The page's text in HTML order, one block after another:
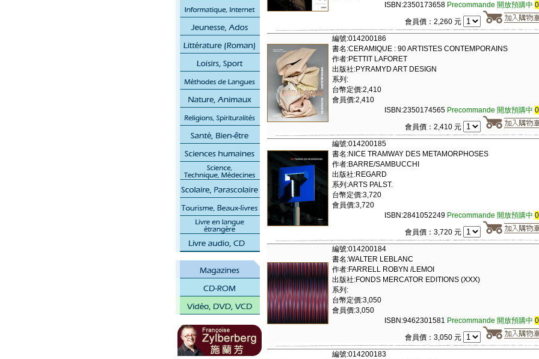
ISBN:2350173658 Precommande 開放預購中
會員價：2,260 元
編號:014200186
書名:CERAMIQUE : 90 ARTISTES CONTEMPORAINS
作者:PETTIT LAFORET
出版社:PYRAMYD ART DESIGN
系列:
台幣定價:2,410
會員價:2,410
ISBN:2350174565 Precommande 開放預購中
會員價：2,410 元
編號:014200185
書名:NICE TRAMWAY DES METAMORPHOSES
作者:BARRE/SAMBUCCHI
出版社:REGARD
系列:ARTS PALST.
台幣定價:3,720
會員價:3,720
ISBN:2841052249 Precommande 開放預購中
會員價：3,720 元
編號:014200184
書名:WALTER LEBLANC
作者:FARRELL ROBYN /LEMOI
出版社:FONDS MERCATOR EDITIONS (XXX)
系列:
台幣定價:3,050
會員價:3,050
ISBN:9462301581 Precommande 開放預購中
會員價：3,050 元
編號:014200183